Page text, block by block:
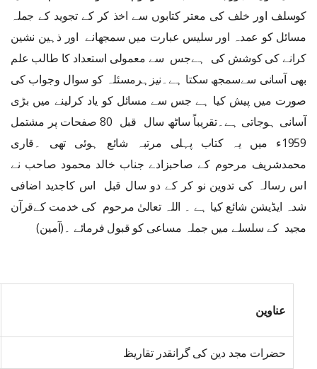
کوسلف اور خلف کی معتر کتابوں سے اخذ کر کے تجوید کے جملہ
مسائل کو عمدہ اور سلیس عبارت میں سمجھانے اور ذہین نشین
کرانے کی کوشش کی ہےجس سے معمولی استعداد کا طالب علم
بھی آسانی سےسمجھ سکتا ہے۔نیزہرمسئلہ کو سوال وجواب کی
صورت میں پیش کیا ہے جس سے مسائل کو یاد کرلینے میں بڑی
آسانی ہوجاتی ہے۔تقریباً ساٹھ سال قبل 80 صفحات پر مشتمل
1959ء میں یہ کتاب پہلی مرتبہ شائع ہوئی تھی ۔قاری
محمدشریف مرحوم کے صاحبزادے جناب خالد محمود صاحب نے
اس رسالہ کی تدوین نو کر کے دو سال قبل اس کاجدید اضافی
شدہ ایڈیشن شائع کیا ہے ۔ اللہ تعالیٰ مرحوم کی خدمت کےقرآن
مجید کے سلسلے میں جملہ مساعی کو قبول فرمائے ۔(آمین)
عناوین
حضرات مجد دین کی گرانقدر تقاریظ